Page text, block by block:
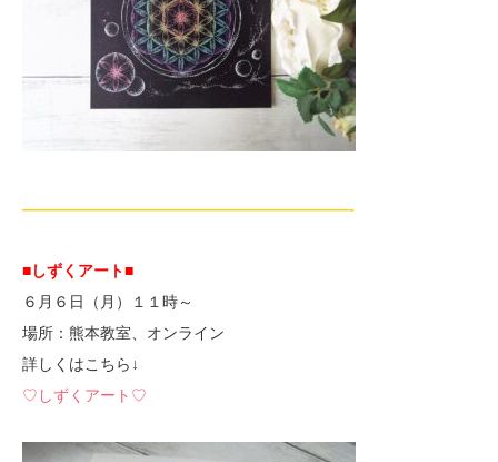
—————————————————————-
■しずくアート■
６月６日（月）１１時～
場所：熊本教室、オンライン
詳しくはこちら↓
♡しずくアート♡